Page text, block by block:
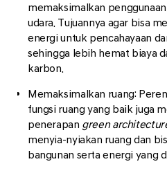
memaksimalkan
udara. Tujuannya agar bisa
energi untuk pencahayaan
sehingga lebih hemat biaya
karbon.
Memaksimalkan ruang:
fungsi ruang yang baik juga
penerapan green
menyia-nyiakan ruang dan
bangunan serta energi yang